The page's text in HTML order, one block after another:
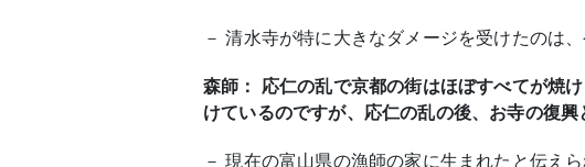
－ 清水寺が特に大きなダメージを受けたのは
森師： 応仁の乱で京都の街はほぼすべてが焼
けているのですが、応仁の乱の後、お寺の復
－ 現在の富山県の漁師の家に生まれたと伝え